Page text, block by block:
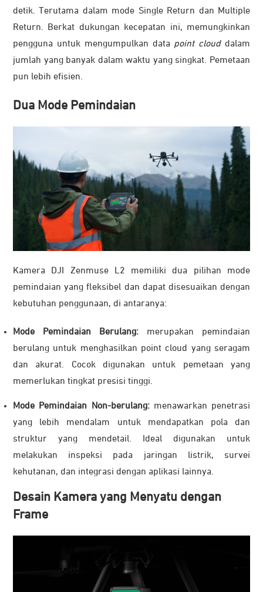
detik. Terutama dalam mode Single Return dan Multiple
Return. Berkat dukungan kecepatan ini, memungkinkan
pengguna untuk mengumpulkan data point clouddalam
jumlah yang banyak dalam waktu yang singkat. Pemetaan
pun lebih efisien.
Dua Mode Pemindaian
Kamera DJI Zenmuse L2 memiliki dua pilihan mode
pemindaian yang fleksibel dan dapat disesuaikan dengan
kebutuhan penggunaan, di antaranya:
Mode Pemindaian Berulang: merupakan pemindaian
berulang untuk menghasilkan point cloud yang seragam
dan akurat. Cocok digunakan untuk pemetaan yang
memerlukan tingkat presisi tinggi.
Mode Pemindaian Non-berulang: menawarkan penetrasi
yang lebih mendalam untuk mendapatkan pola dan
struktur yang mendetail. Ideal digunakan untuk
melakukan inspeksi pada jaringan listrik, survei
kehutanan, dan integrasi dengan aplikasi lainnya.
Desain Kamera yang Menyatu dengan
Frame